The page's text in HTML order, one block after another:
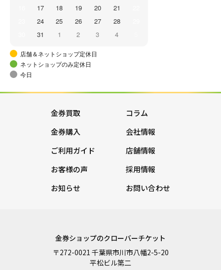
17 18 19 20 21
24 25 26 27 28
31 1 2 3 4
店舗＆ネットショップ定休日
ネットショップのみ定休日
今日
金券買取
金券購入
ご利用ガイド
お客様の声
お知らせ
コラム
会社情報
店舗情報
採用情報
お問い合わせ
金券ショップのクローバーチケット
〒272-0021 千葉県市川市八幡2-5-20
平松ビル第二